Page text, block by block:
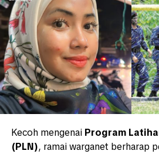
Kecoh mengenai Program
(PLN), ramai warganet berharap